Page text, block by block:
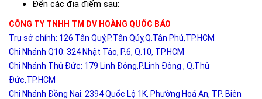
Đến các địa điểm sau:
CÔNG TY TNHH TM DV HOÀNG QUỐC BẢO
Trụ sở chính: 126 Tân Quý,P.Tân Qúy,Q.Tân Phú,TP.HCM
Chi Nhánh Q10: 324 Nhật Tảo, P.6, Q.10, TP.HCM
Chi Nhánh Thủ Đức: 179 Linh Đông,P.Linh Đông , Q.Thủ
Đức,TP.HCM
Chi Nhánh Đồng Nai: 2394 Quốc Lộ 1K, Phường Hoá An, TP. Biên